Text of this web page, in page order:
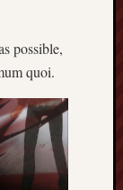
possible,
quoi.